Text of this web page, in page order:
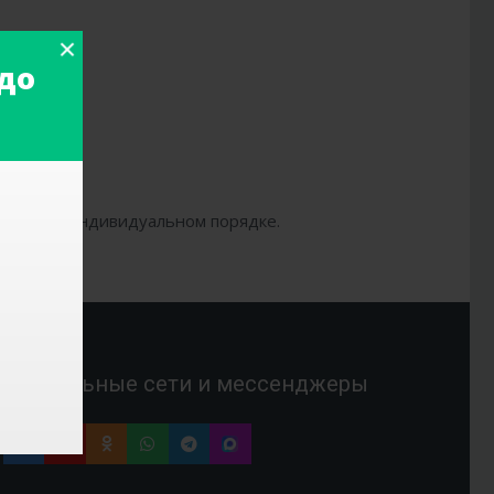
в индивидуальном порядке.
Социальные сети и мессенджеры